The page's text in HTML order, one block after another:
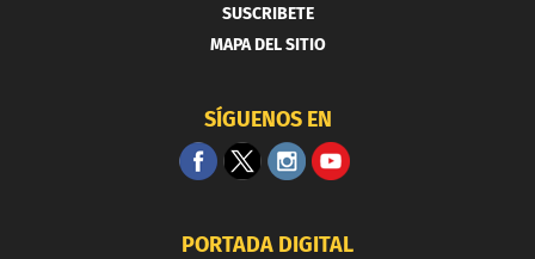
SUSCRIBETE
MAPA DEL SITIO
SÍGUENOS EN
PORTADA DIGITAL